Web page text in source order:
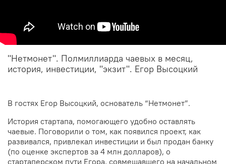
"Нетмонет". Полмиллиарда чаевых в месяц,
история, инвестиции, "экзит". Егор Высоцкий
В гостях Егор Высоцкий, основатель “Нетмонет”.
История стартапа, помогающего удобно оставлять
чаевые. Поговорили о том, как появился проект, как
развивался, привлекал инвестиции и был продан банку
(по оценке экспертов за 4 млн долларов), о
стартаперском пути Егора, совмещавшего на начальном